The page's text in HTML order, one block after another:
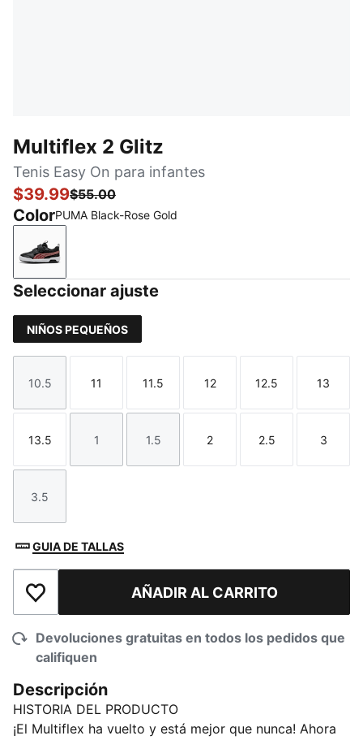
Multiflex 2 Glitz
Tenis Easy On para infantes
$39.99$55.00
ColorPUMA Black-Rose Gold
PUMA Black-Rose Gold
Seleccionar ajuste
NIÑOS PEQUEÑOS
Talla
10.5
Talla
11
Talla
11.5
Talla
12
Talla
12.5
Talla
13
Talla
13.5
Talla
1
Talla
1.5
Talla
2
Talla
2.5
Talla
3
Talla
3.5
GUIA DE TALLAS
Añadir a la lista de deseosAÑADIR AL CARRITO
Devoluciones gratuitas en todos los pedidos que
califiquen
Descripción
HISTORIA DEL PRODUCTO
¡El Multiflex ha vuelto y está mejor que nunca! Ahora